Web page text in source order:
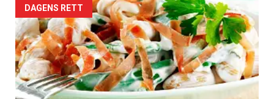
Forsiden
akkurat
nå
-
DAGENS RETT